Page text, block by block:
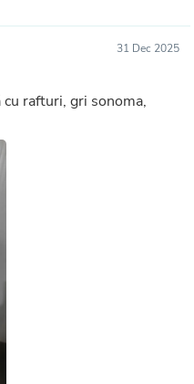
31 Dec 2025
rafturi, gri sonoma,